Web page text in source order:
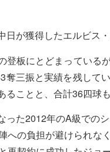
が獲得したエルビス・
登板にとどまっている
三振と実績を残して
ことと、合計36四球
った2012年のA級での
への負担が避けられ